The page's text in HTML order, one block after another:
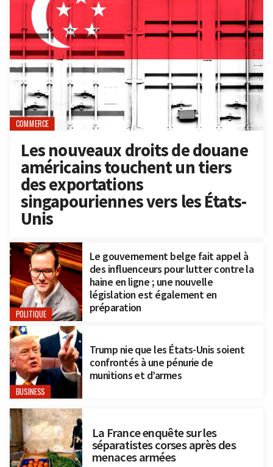
COMMERCE
Les nouveaux droits de douane
américains touchent un tiers
des exportations
singapouriennes vers les États-
Unis
POLITIQUE
Le gouvernement belge fait appel à
des influenceurs pour lutter contre la
haine en ligne ; une nouvelle
législation est également en
préparation
BUSINESS
Trump nie que les États-Unis soient
confrontés à une pénurie de
munitions et d’armes
La France enquête sur les
séparatistes corses après des
menaces armées